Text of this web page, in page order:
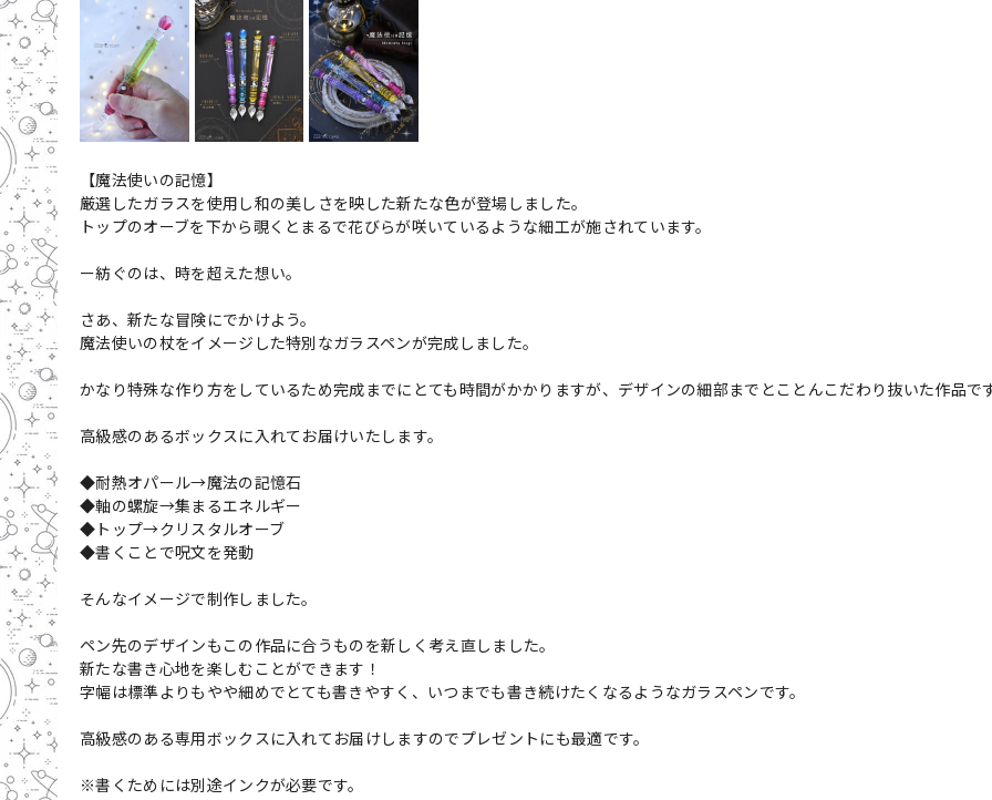
【魔法使いの記憶】
厳選したガラスを使用し和の美しさを映した新たな色が登場しました。
トップのオーブを下から覗くとまるで花びらが咲いているような細工が施されています。
ー紡ぐのは、時を超えた想い。
さあ、新たな冒険にでかけよう。
魔法使いの杖をイメージした特別なガラスペンが完成しました。
かなり特殊な作り方をしているため完成までにとても時間がかかりますが、デザインの細部までとことんこだわり抜いた作品で
高級感のあるボックスに入れてお届けいたします。
◆耐熱オパール→魔法の記憶石
◆軸の螺旋→集まるエネルギー
◆トップ→クリスタルオーブ
◆書くことで呪文を発動
そんなイメージで制作しました。
ペン先のデザインもこの作品に合うものを新しく考え直しました。
新たな書き心地を楽しむことができます！
字幅は標準よりもやや細めでとても書きやすく、いつまでも書き続けたくなるようなガラスペンです。
高級感のある専用ボックスに入れてお届けしますのでプレゼントにも最適です。
※書くためには別途インクが必要です。